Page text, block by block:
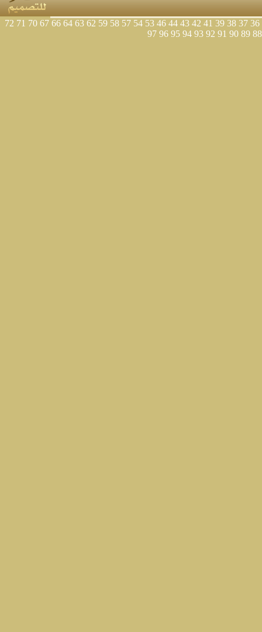
36
37
38
39
41
42
43
44
46
53
54
57
58
59
62
63
64
66
67
70
71
72
88
89
90
91
92
93
94
95
96
97